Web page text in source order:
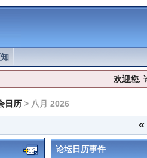
欢迎您,
日历> 八月 2026
«
论坛日历事件